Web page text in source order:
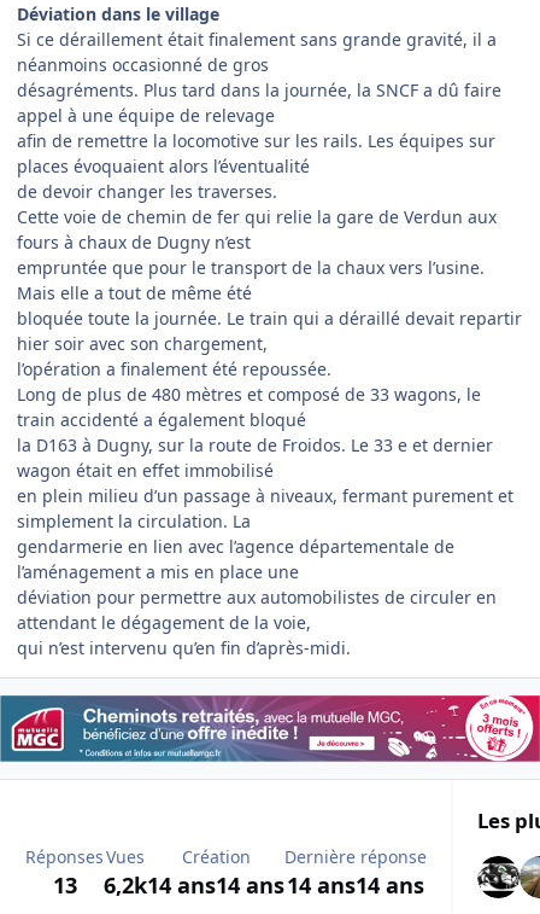
Déviation dans le village
Si ce déraillement était finalement sans grande gravité, il a
néanmoins occasionné de gros
désagréments. Plus tard dans la journée, la SNCF a dû faire
appel à une équipe de relevage
afin de remettre la locomotive sur les rails. Les équipes sur
places évoquaient alors l’éventualité
de devoir changer les traverses.
Cette voie de chemin de fer qui relie la gare de Verdun aux
fours à chaux de Dugny n’est
empruntée que pour le transport de la chaux vers l’usine.
Mais elle a tout de même été
bloquée toute la journée. Le train qui a déraillé devait repartir
hier soir avec son chargement,
l’opération a finalement été repoussée.
Long de plus de 480 mètres et composé de 33 wagons, le
train accidenté a également bloqué
la D163 à Dugny, sur la route de Froidos. Le 33 e et dernier
wagon était en effet immobilisé
en plein milieu d’un passage à niveaux, fermant purement et
simplement la circulation. La
gendarmerie en lien avec l’agence départementale de
l’aménagement a mis en place une
déviation pour permettre aux automobilistes de circuler en
attendant le dégagement de la voie,
qui n’est intervenu qu’en fin d’après-midi.
Réponses
13
Vues
6,2k
Création
14 ans14 ans
Dernière réponse
14 ans14 ans
Les